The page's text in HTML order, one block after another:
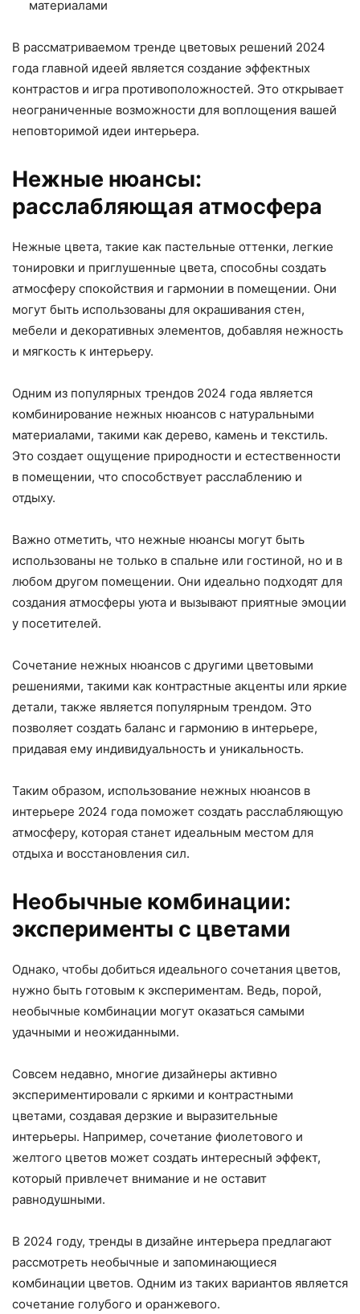
материалами
В рассматриваемом тренде цветовых решений 2024
года главной идеей является создание эффектных
контрастов и игра противоположностей. Это открывает
неограниченные возможности для воплощения вашей
неповторимой идеи интерьера.
Нежные нюансы:
расслабляющая атмосфера
Нежные цвета, такие как пастельные оттенки, легкие
тонировки и приглушенные цвета, способны создать
атмосферу спокойствия и гармонии в помещении. Они
могут быть использованы для окрашивания стен,
мебели и декоративных элементов, добавляя нежность
и мягкость к интерьеру.
Одним из популярных трендов 2024 года является
комбинирование нежных нюансов с натуральными
материалами, такими как дерево, камень и текстиль.
Это создает ощущение природности и естественности
в помещении, что способствует расслаблению и
отдыху.
Важно отметить, что нежные нюансы могут быть
использованы не только в спальне или гостиной, но и в
любом другом помещении. Они идеально подходят для
создания атмосферы уюта и вызывают приятные эмоции
у посетителей.
Сочетание нежных нюансов с другими цветовыми
решениями, такими как контрастные акценты или яркие
детали, также является популярным трендом. Это
позволяет создать баланс и гармонию в интерьере,
придавая ему индивидуальность и уникальность.
Таким образом, использование нежных нюансов в
интерьере 2024 года поможет создать расслабляющую
атмосферу, которая станет идеальным местом для
отдыха и восстановления сил.
Необычные комбинации:
эксперименты с цветами
Однако, чтобы добиться идеального сочетания цветов,
нужно быть готовым к экспериментам. Ведь, порой,
необычные комбинации могут оказаться самыми
удачными и неожиданными.
Совсем недавно, многие дизайнеры активно
экспериментировали с яркими и контрастными
цветами, создавая дерзкие и выразительные
интерьеры. Например, сочетание фиолетового и
желтого цветов может создать интересный эффект,
который привлечет внимание и не оставит
равнодушными.
В 2024 году, тренды в дизайне интерьера предлагают
рассмотреть необычные и запоминающиеся
комбинации цветов. Одним из таких вариантов является
сочетание голубого и оранжевого.